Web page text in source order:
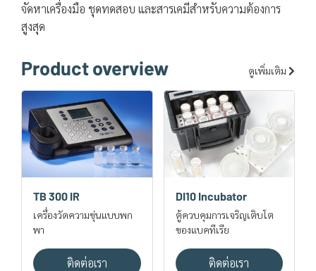
จัดหาเครื่องมือ ชุดทดสอบ และสารเคมีสำหรับความต้องการ
สูงสุด
Product overview ดูเพิ่มเติม
TB 300 IR
เครื่องวัดความขุ่นแบบพก
พา
ติดต่อเรา
DI10 Incubator
ตู้ควบคุมการเจริญเติบโต
ของแบคทีเรีย
ติดต่อเรา